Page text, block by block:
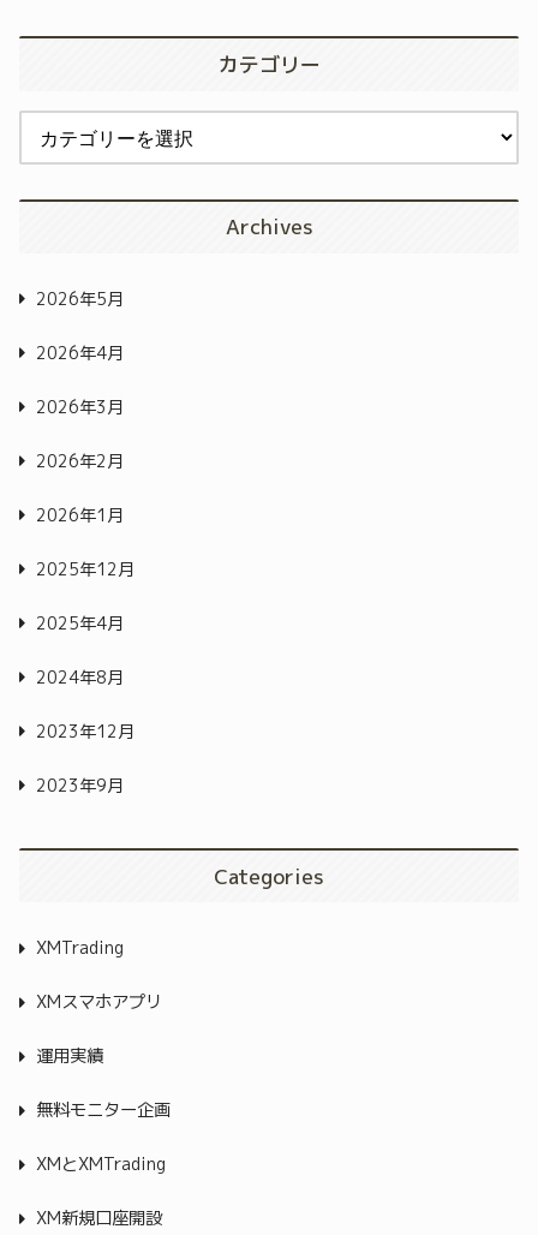
カテゴリー
Archives
2026年5月
2026年4月
2026年3月
2026年2月
2026年1月
2025年12月
2025年4月
2024年8月
2023年12月
2023年9月
Categories
XMTrading
XMスマホアプリ
運用実績
無料モニター企画
XMとXMTrading
XM新規口座開設